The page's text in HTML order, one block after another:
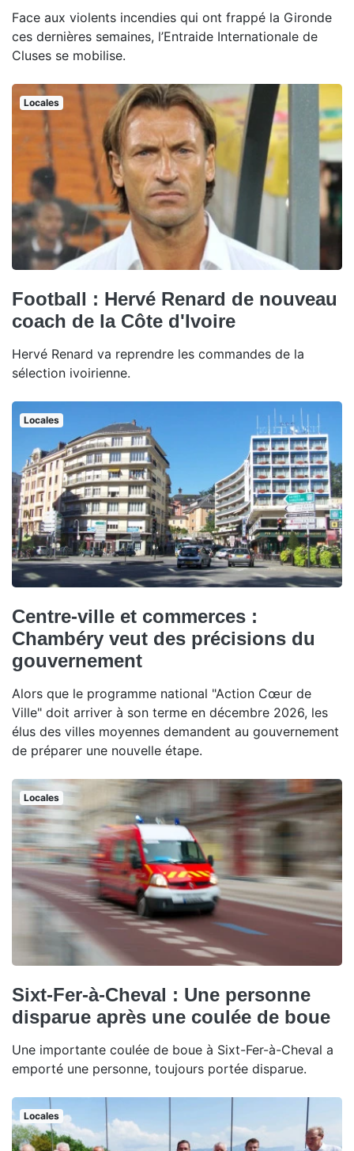
Face aux violents incendies qui ont frappé la Gironde
ces dernières semaines, l’Entraide Internationale de
Cluses se mobilise.
Locales
Football : Hervé Renard de nouveau
coach de la Côte d'Ivoire
Hervé Renard va reprendre les commandes de la
sélection ivoirienne.
Locales
Centre-ville et commerces :
Chambéry veut des précisions du
gouvernement
Alors que le programme national "Action Cœur de
Ville" doit arriver à son terme en décembre 2026, les
élus des villes moyennes demandent au gouvernement
de préparer une nouvelle étape.
Locales
Sixt-Fer-à-Cheval : Une personne
disparue après une coulée de boue
Une importante coulée de boue à Sixt-Fer-à-Cheval a
emporté une personne, toujours portée disparue.
Locales